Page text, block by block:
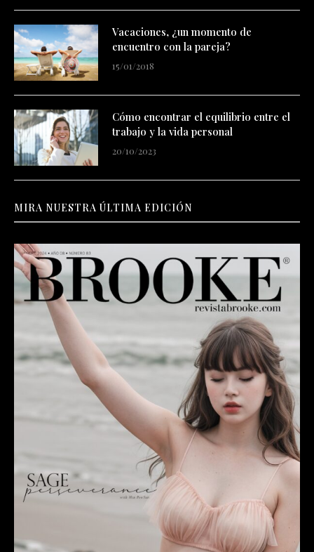
Vacaciones, ¿un momento de
encuentro con la pareja?
15/01/2018
Cómo encontrar el equilibrio entre el
trabajo y la vida personal
20/10/2023
MIRA NUESTRA ÚLTIMA EDICIÓN